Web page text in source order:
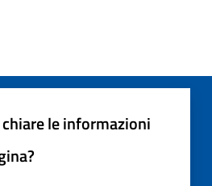
le informazioni